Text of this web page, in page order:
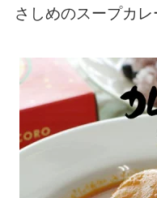
さしめのスープカレ